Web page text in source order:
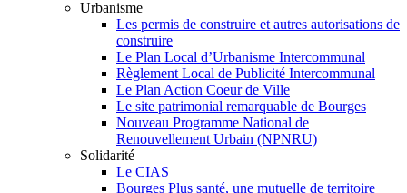
Urbanisme
Les permis de construire et autres autorisations de
construire
Le Plan Local d’Urbanisme Intercommunal
Règlement Local de Publicité Intercommunal
Le Plan Action Coeur de Ville
Le site patrimonial remarquable de Bourges
Nouveau Programme National de
Renouvellement Urbain (NPNRU)
Solidarité
Le CIAS
Bourges Plus santé, une mutuelle de territoire